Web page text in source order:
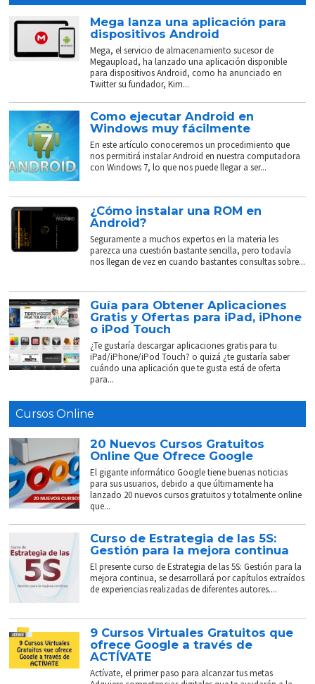
Mega lanza una aplicación para
dispositivos Android
Mega, el servicio de almacenamiento sucesor de
Megaupload, ha lanzado una aplicación disponible
para dispositivos Android, como ha anunciado en
Twitter su fundador, Kim...
Como ejecutar Android en
Windows muy fácilmente
En este artículo conoceremos un procedimiento que
nos permitirá instalar Android en nuestra computadora
con Windows 7, lo que nos puede llegar a ser...
¿Cómo instalar una ROM en
Android?
Seguramente a muchos expertos en la materia les
parezca una cuestión bastante sencilla, pero todavía
nos llegan de vez en cuando bastantes consultas sobre...
Guía para Obtener Aplicaciones
Gratis y Ofertas para iPad, iPhone
o iPod Touch
¿Te gustaría descargar aplicaciones gratis para tu
iPad/iPhone/iPod Touch? o quizá ¿te gustaría saber
cuándo una aplicación que te gusta está de oferta
para...
Cursos Online
20 Nuevos Cursos Gratuitos
Online Que Ofrece Google
El gigante informático Google tiene buenas noticias
para sus usuarios, debido a que últimamente ha
lanzado 20 nuevos cursos gratuitos y totalmente online
que...
Curso de Estrategia de las 5S:
Gestión para la mejora continua
El presente curso de Estrategia de las 5S: Gestión para la
mejora continua, se desarrollará por capítulos extraídos
de experiencias realizadas de diferentes autores....
9 Cursos Virtuales Gratuitos que
ofrece Google a través de
ACTÍVATE
Actívate, el primer paso para alcanzar tus metas